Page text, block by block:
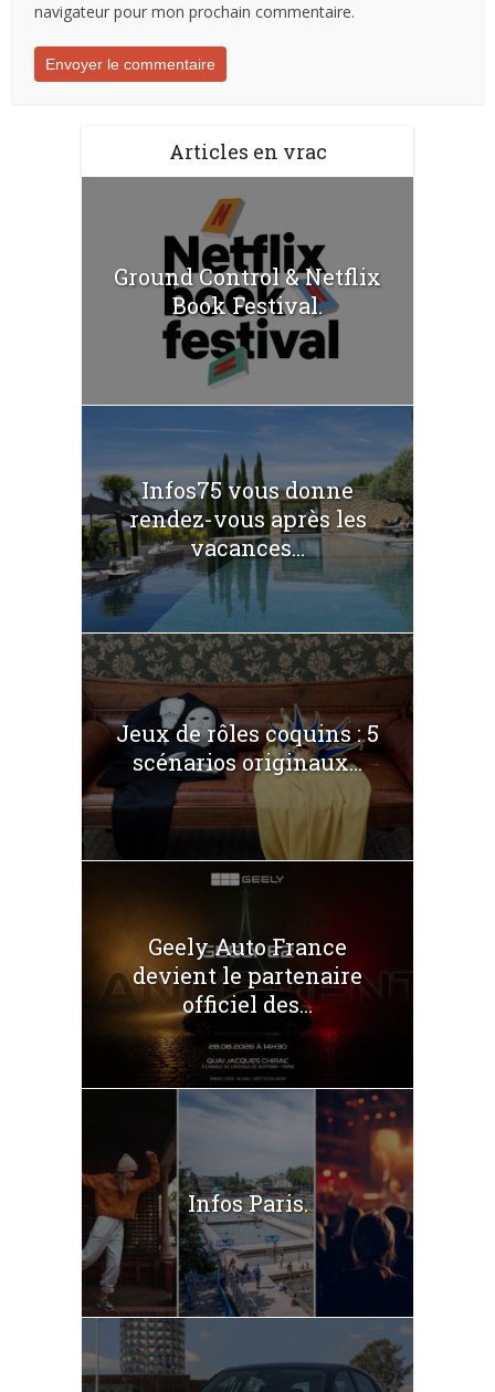
navigateur pour mon prochain commentaire.
Articles en vrac
Ground Control & Netflix
Book Festival.
Infos75 vous donne
rendez-vous après les
vacances...
Jeux de rôles coquins : 5
scénarios originaux...
Geely Auto France
devient le partenaire
officiel des...
Infos Paris.